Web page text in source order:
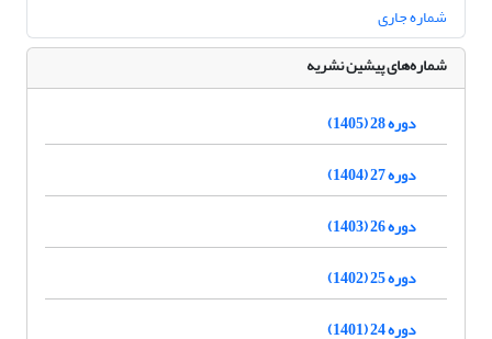
شماره جاری
شماره‌های پیشین نشریه
دوره 28 (1405)
دوره 27 (1404)
دوره 26 (1403)
دوره 25 (1402)
دوره 24 (1401)